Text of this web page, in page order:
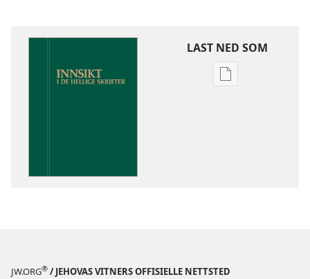
LAST NED SOM
JW.ORG® / JEHOVAS VITNERS OFFISIELLE NETTSTED